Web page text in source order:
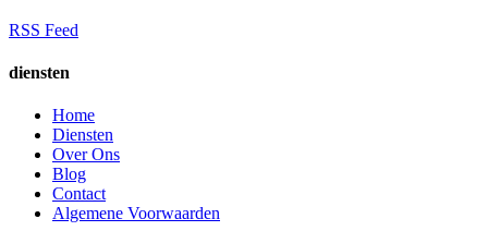
RSS Feed
diensten
Home
Diensten
Over Ons
Blog
Contact
Algemene Voorwaarden